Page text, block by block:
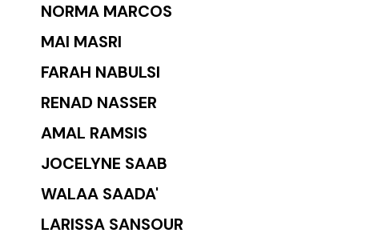
NORMA MARCOS
MAI MASRI
FARAH NABULSI
RENAD NASSER
AMAL RAMSIS
JOCELYNE SAAB
WALAA SAADA'
LARISSA SANSOUR